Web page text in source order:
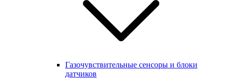
Газочувствительные сенсоры и блоки
датчиков